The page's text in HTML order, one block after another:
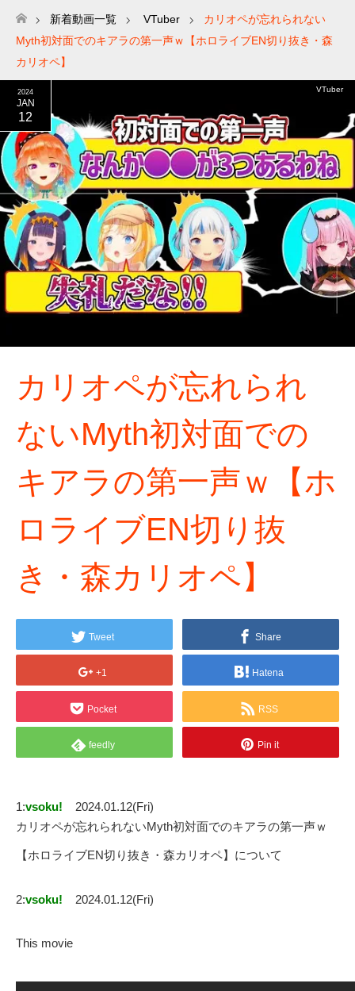
ホーム
新着動画一覧 VTuber
カリオペが忘れられない
Myth初対面でのキアラの第一声ｗ【ホロライブEN切り抜き・森
カリオペ】
2024
JAN
12
VTuber
カリオペが忘れられ
ないMyth初対面での
キアラの第一声ｗ【ホ
ロライブEN切り抜
き・森カリオペ】
Tweet Share
+1 Hatena
Pocket RSS
feedly Pin it
1:vsoku!
2024.01.12(Fri)
カリオペが忘れられないMyth初対面でのキアラの第一声ｗ
【ホロライブEN切り抜き・森カリオペ】について
2:vsoku! 2024.01.12(Fri)
This movie